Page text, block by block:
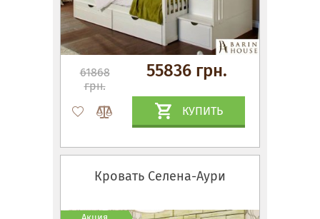
61868
грн.
55836 грн.
КУПИТЬ
Кровать Селена-Аури